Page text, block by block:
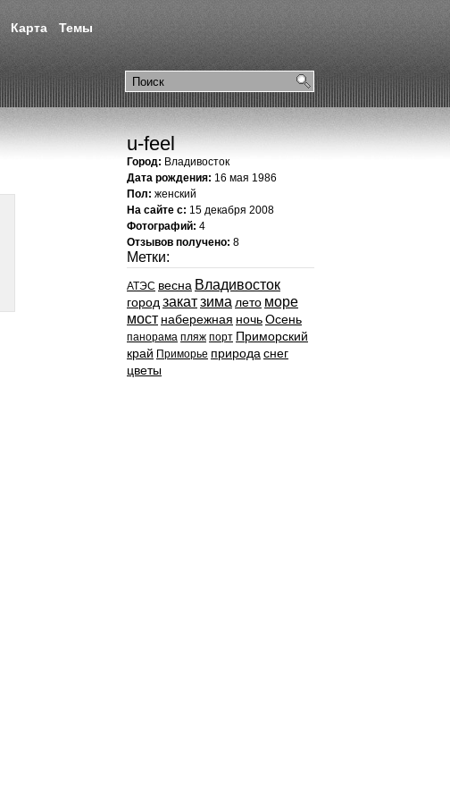
Карта Темы
u-feel
Город: Владивосток
Дата рождения: 16 мая 1986
Пол: женский
На сайте с: 15 декабря 2008
Фотографий: 4
Отзывов получено: 8
Метки:
АТЭС весна Владивосток
город закатзима лето море
мост набережная ночьОсень
панорама пляж порт Приморский
край Приморье природа снег
цветы